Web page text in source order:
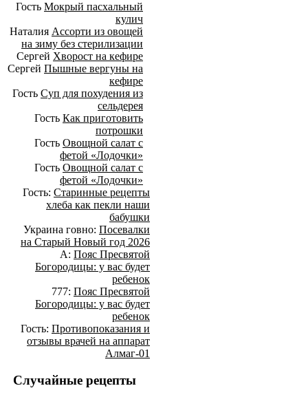
Гость Мокрый пасхальный
кулич
Наталия Ассорти из овощей
на зиму без стерилизации
Сергей Хворост на кефире
Сергей Пышные вергуны на
кефире
Гость Суп для похудения из
сельдерея
Гость Как приготовить
потрошки
Гость Овощной салат с
фетой «Лодочки»
Гость Овощной салат с
фетой «Лодочки»
Гость: Старинные рецепты
хлеба как пекли наши
бабушки
Украина говно: Посевалки
на Старый Новый год 2026
А: Пояс Пресвятой
Богородицы: у вас будет
ребенок
777: Пояс Пресвятой
Богородицы: у вас будет
ребенок
Гость: Противопоказания и
отзывы врачей на аппарат
Алмаг-01
Случайные рецепты